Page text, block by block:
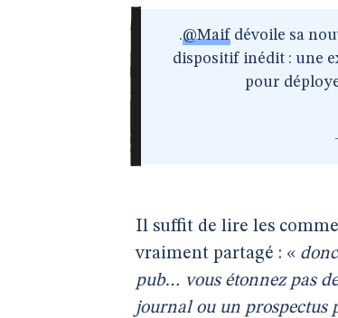
.@Maifdévoile sa
dispositif inédit : une
pour
Il suffit de lire les
vraiment partagé : «
pub… vous étonnez pas
journal ou un prospectus